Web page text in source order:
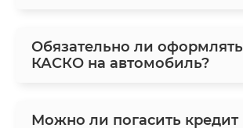
Обязательно ли оформлять
КАСКО на автомобиль?
Можно ли погасить кредит